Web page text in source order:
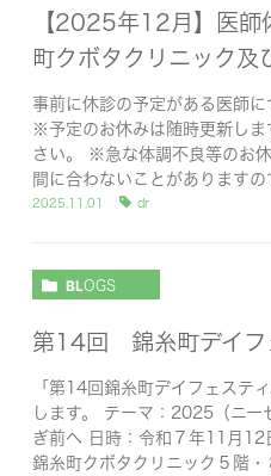
【2025年12月】医師
町クボタクリニック及
事前に休診の予定がある医師に
※予定のお休みは随時更新しま
さい。 ※急な体調不良等のお
間に合わないことがあります
2025.11.01 dr
BLOGS
第14回 錦糸町デイフ
「第14回錦糸町デイフェステ
します。 テーマ：2025（ニ
ぎ前へ 日時：令和７年11月
錦糸町クボタクリニック５階